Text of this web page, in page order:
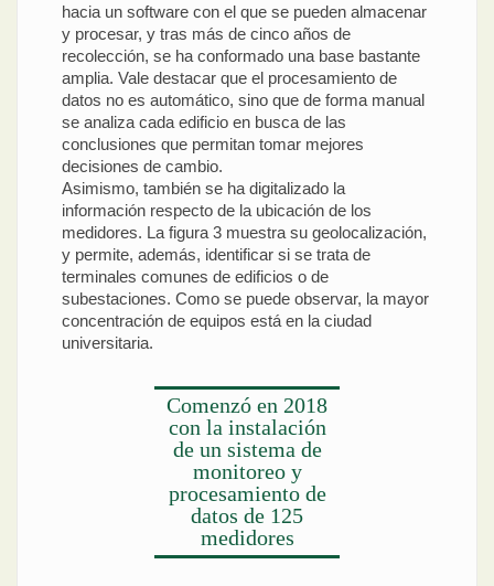
hacia un software con el que se pueden almacenar
y procesar, y tras más de cinco años de
recolección, se ha conformado una base bastante
amplia. Vale destacar que el procesamiento de
datos no es automático, sino que de forma manual
se analiza cada edificio en busca de las
conclusiones que permitan tomar mejores
decisiones de cambio.
Asimismo, también se ha digitalizado la
información respecto de la ubicación de los
medidores. La figura 3 muestra su geolocalización,
y permite, además, identificar si se trata de
terminales comunes de edificios o de
subestaciones. Como se puede observar, la mayor
concentración de equipos está en la ciudad
universitaria.
Comenzó en 2018
con la instalación
de un sistema de
monitoreo y
procesamiento de
datos de 125
medidores